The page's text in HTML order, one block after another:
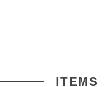
ITEMS